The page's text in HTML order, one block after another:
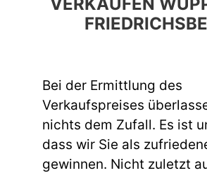
Bei der Ermittlung des
Verkaufspreises
nichts dem Zufall. Es ist
dass wir Sie als
gewinnen. Nicht zuletzt